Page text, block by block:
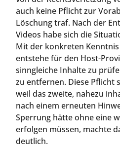
auch keine Pflicht zur
Löschung traf. Nach der
Videos habe sich die
Mit der konkreten
entstehe für den Host-
sinngleiche Inhalte zu
zu entfernen. Diese Pflicht
weil das zweite, nahezu
nach einem erneuten
Sperrung hätte ohne eine
erfolgen müssen, machte
deutlich.